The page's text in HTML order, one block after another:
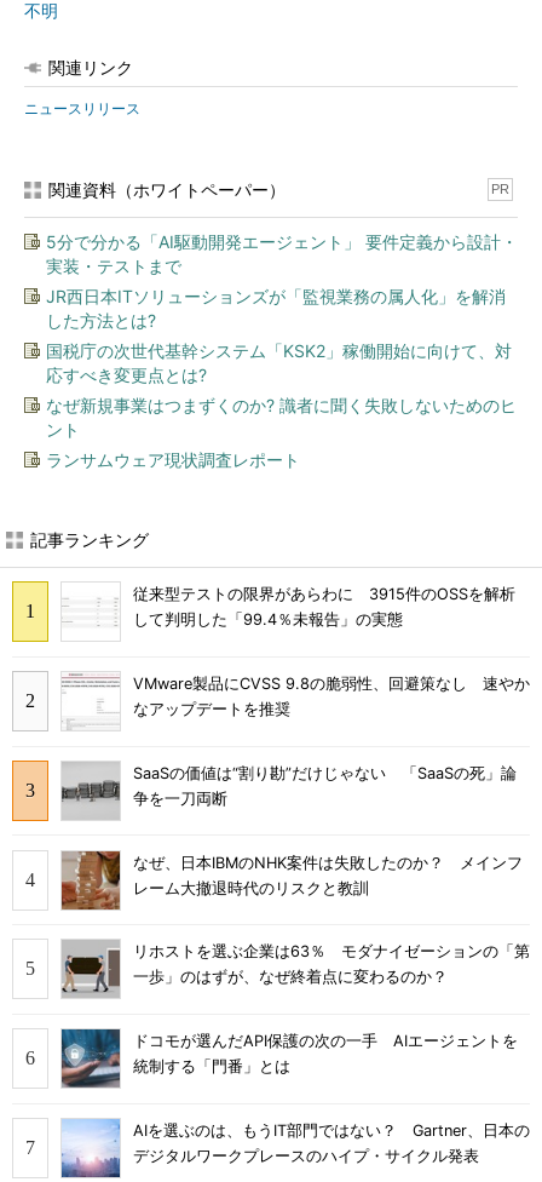
不明
関連リンク
ニュースリリース
関連資料（ホワイトペーパー） PR
5分で分かる「AI駆動開発エージェント」 要件定義から設計・
実装・テストまで
JR西日本ITソリューションズが「監視業務の属人化」を解消
した方法とは?
国税庁の次世代基幹システム「KSK2」稼働開始に向けて、対
応すべき変更点とは?
なぜ新規事業はつまずくのか? 識者に聞く失敗しないためのヒ
ント
ランサムウェア現状調査レポート
記事ランキング
従来型テストの限界があらわに 3915件のOSSを解析
して判明した「99.4％未報告」の実態
VMware製品にCVSS 9.8の脆弱性、回避策なし 速やか
なアップデートを推奨
SaaSの価値は“割り勘”だけじゃない 「SaaSの死」論
争を一刀両断
なぜ、日本IBMのNHK案件は失敗したのか？ メインフ
レーム大撤退時代のリスクと教訓
リホストを選ぶ企業は63％ モダナイゼーションの「第
一歩」のはずが、なぜ終着点に変わるのか？
ドコモが選んだAPI保護の次の一手 AIエージェントを
統制する「門番」とは
AIを選ぶのは、もうIT部門ではない？ Gartner、日本の
デジタルワークプレースのハイプ・サイクル発表